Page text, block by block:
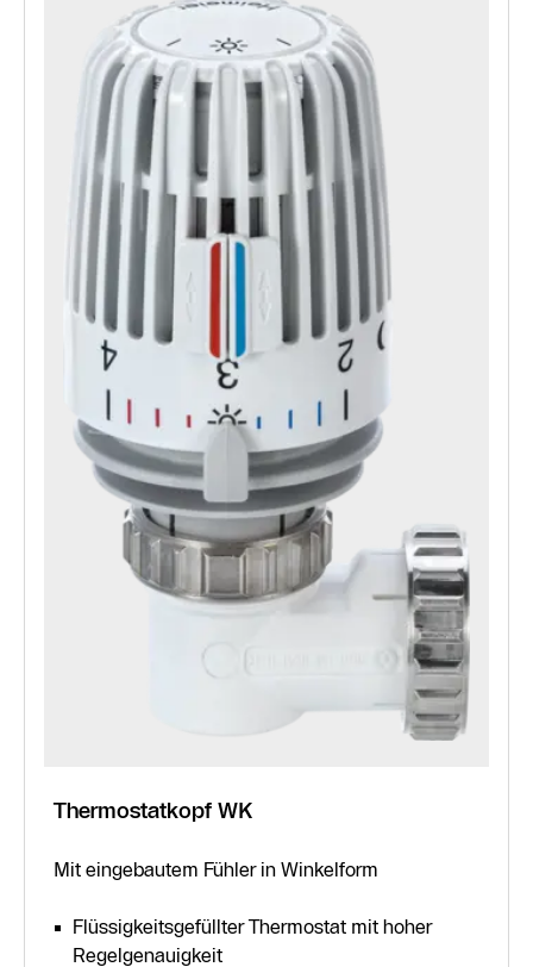
Thermostatkopf WK
Mit eingebautem Fühler in Winkelform
Flüssigkeitsgefüllter Thermostat mit hoher
Regelgenauigkeit